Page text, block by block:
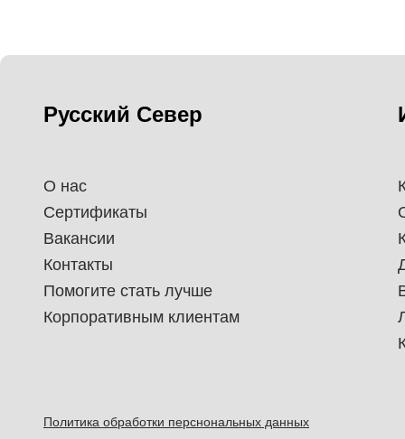
Русский Север
О нас
Сертификаты
Вакансии
Контакты
Помогите стать лучше
Корпоративным клиентам
Политика обработки перснональных данных